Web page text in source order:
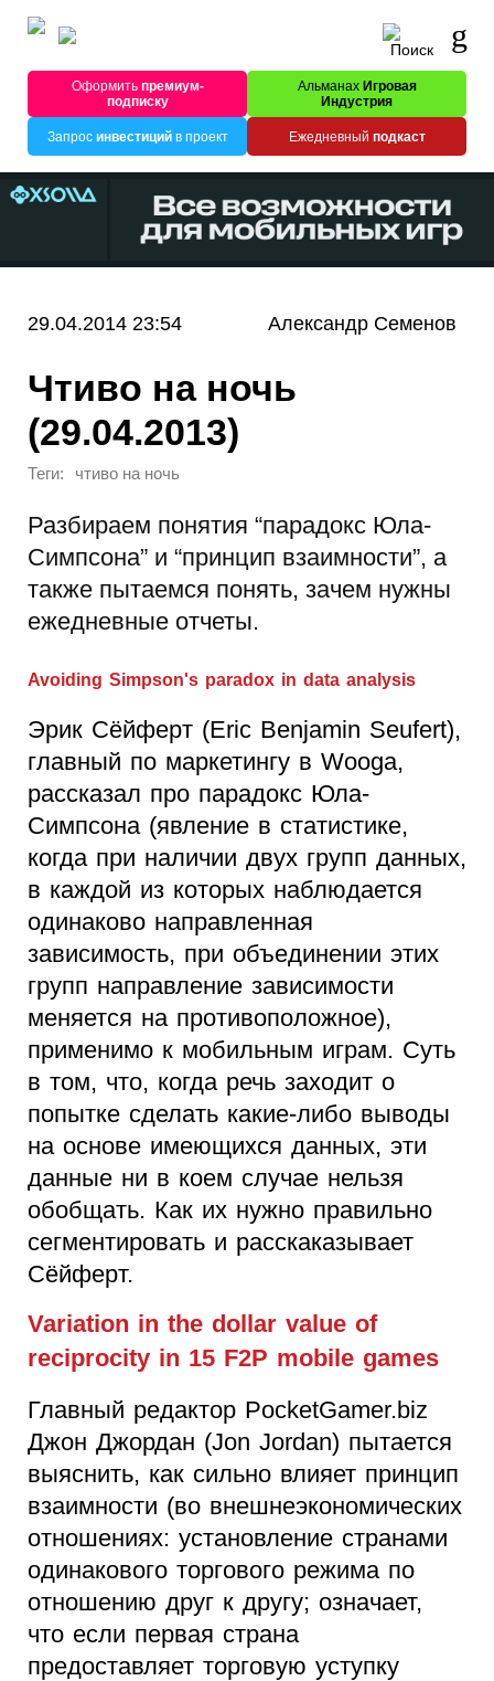
Оформитьпремиум-
подписку
Альманах Игровая
Индустрия
Запрос инвестицийв проект Ежедневный подкаст
29.04.2014 23:54 Александр Семенов
Чтиво на ночь
(29.04.2013)
Теги: чтиво на ночь
Разбираем понятия “парадокс Юла-
Симпсона” и “принцип взаимности”, а
также пытаемся понять, зачем нужны
ежедневные отчеты.
Avoiding Simpson's paradox in data analysis
Эрик Сёйферт (Eric Benjamin Seufert),
главный по маркетингу в Wooga,
рассказал про парадокс Юла-
Симпсона (явление в статистике,
когда при наличии двух групп данных,
в каждой из которых наблюдается
одинаково направленная
зависимость, при объединении этих
групп направление зависимости
меняется на противоположное),
применимо к мобильным играм. Суть
в том, что, когда речь заходит о
попытке сделать какие-либо выводы
на основе имеющихся данных, эти
данные ни в коем случае нельзя
обобщать. Как их нужно правильно
сегментировать и расскаказывает
Сёйферт.
Variation in the dollar value of
reciprocity in 15 F2P mobile games
Главный редактор PocketGamer.biz
Джон Джордан (Jon Jordan) пытается
выяснить, как сильно влияет принцип
взаимности (во внешнеэкономических
отношениях: установление странами
одинакового торгового режима по
отношению друг к другу; означает,
что если первая страна
предоставляет торговую уступку